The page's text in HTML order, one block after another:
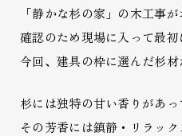
「静かな杉の家」の木工事
確認のため現場に入って最
今回、建具の枠に選んだ杉材
杉には独特の甘い香りがあっ
その芳香には鎮静・リラッ